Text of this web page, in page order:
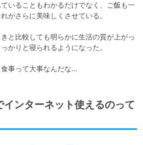
いることもわかるだけでなく、ご飯も一
がさらに美味しくさせている。
と比較しても明らかに生活の質が上がっ
かりと寝られるようになった。
事って大事なんだな…
インターネット使えるのって